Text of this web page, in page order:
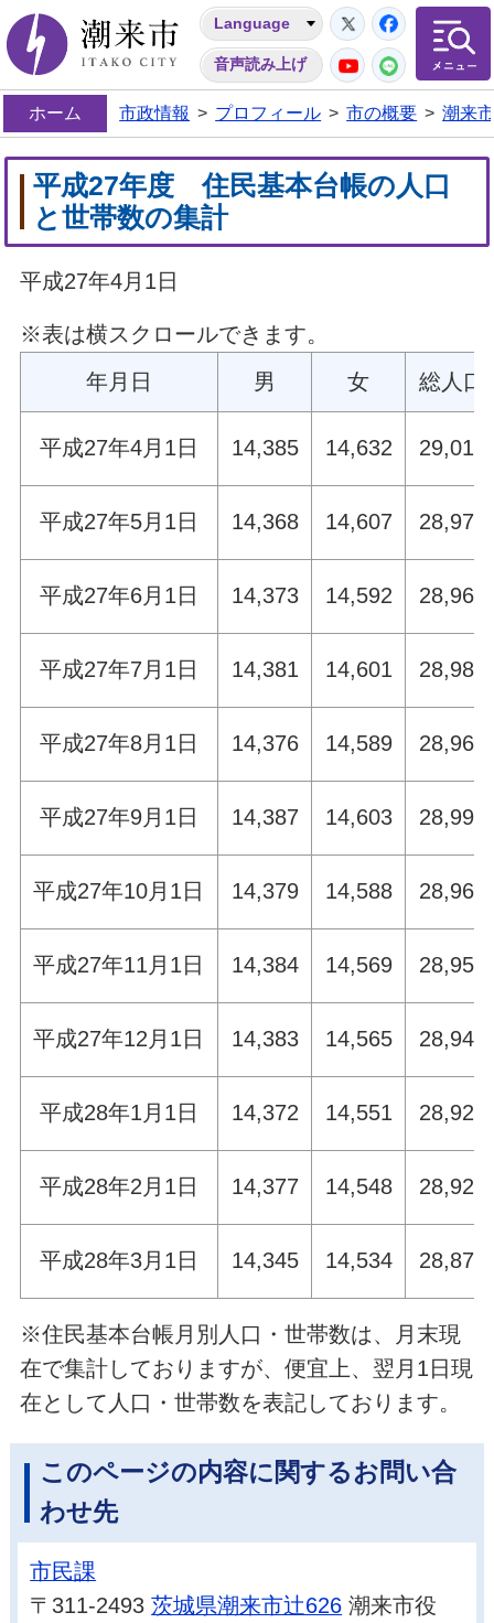
潮来市
Language
音声読み上げ
Twitter
YouTube
LINE
ホーム 市政情報 > プロフィール > 市の概要 > 潮来
平成27年度 住民基本台帳の人口
と世帯数の集計
平成27年4月1日
※表は横スクロールできます。
年月日
男 女 総人口
平成27年4月1日 14,385 14,632 29,017
平成27年5月1日 14,368 14,607 28,975
平成27年6月1日 14,373 14,592 28,965
平成27年7月1日 14,381 14,601 28,982
平成27年8月1日 14,376 14,589 28,965
平成27年9月1日 14,387 14,603 28,990
平成27年10月1日 14,379 14,588 28,967
平成27年11月1日 14,384 14,569 28,953
平成27年12月1日 14,383 14,565 28,948
平成28年1月1日 14,372 14,551 28,923
平成28年2月1日 14,377 14,548 28,925
平成28年3月1日 14,345 14,534 28,879
※住民基本台帳月別人口・世帯数は、月末現
在で集計しておりますが、便宜上、翌月1日現
在として人口・世帯数を表記しております。
このページの内容に関するお問い合
わせ先
市民課
〒311-2493茨城県潮来市辻626 潮来市役